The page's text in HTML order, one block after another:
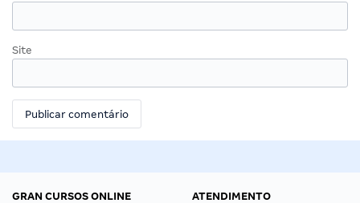
Site
GRAN CURSOS ONLINE
ATENDIMENTO